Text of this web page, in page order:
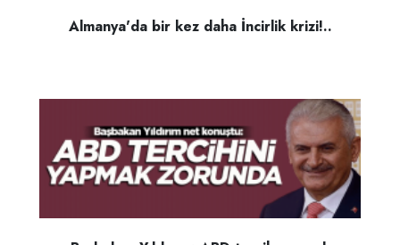
Almanya'da bir kez daha İncirlik krizi!..